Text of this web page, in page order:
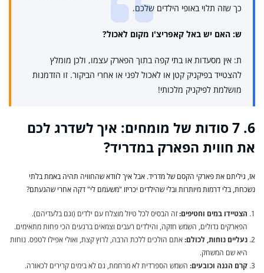
כך שזה תלוי באופי הילדים שלכם.
ש: האם יש באל קאפריצ'ו מקום לאכול?
ת: אין מסעדות או בתי קפה בתוך הפארק עצמו, ולכן מומלץ
להצטייד בפיקניק קטן או לאכול לפני או אחרי הביקור. זו הזדמנות
מושלמת לפיקניק מלכותי!
6. 7 סודות של מומחים: איך לשדרג לכם
את חווית הפארק במדריד?
אז, גיליתם את פארקי הקסם של מדריד. אבל איך לוודא שהחוויה תהיה באמת בלתי
נשכחת, בלי דרמות מיותרות ובלי שהילדים יכריזו "משעמם לי" דקה אחרי שהגעתם?
הצטיידו במים וחטיפים:זה הבסיס לכל טיול מוצלח עם ילדים (וגם בלעדיהם).
הפארקים גדולים, השמש חזקה, והילדים רעבים וצמאים ברגעים הכי פחות מתאימים.
נעליים נוחות, לכולם:אתם הולכים ללכת הרבה, לרוץ קצת, ואולי אפילו לטפס. נוחות
היא שם המשחק.
קרם הגנה וכובעים: השמש הספרדית לא מרחמת, גם לא בימים קרירים לכאורה.